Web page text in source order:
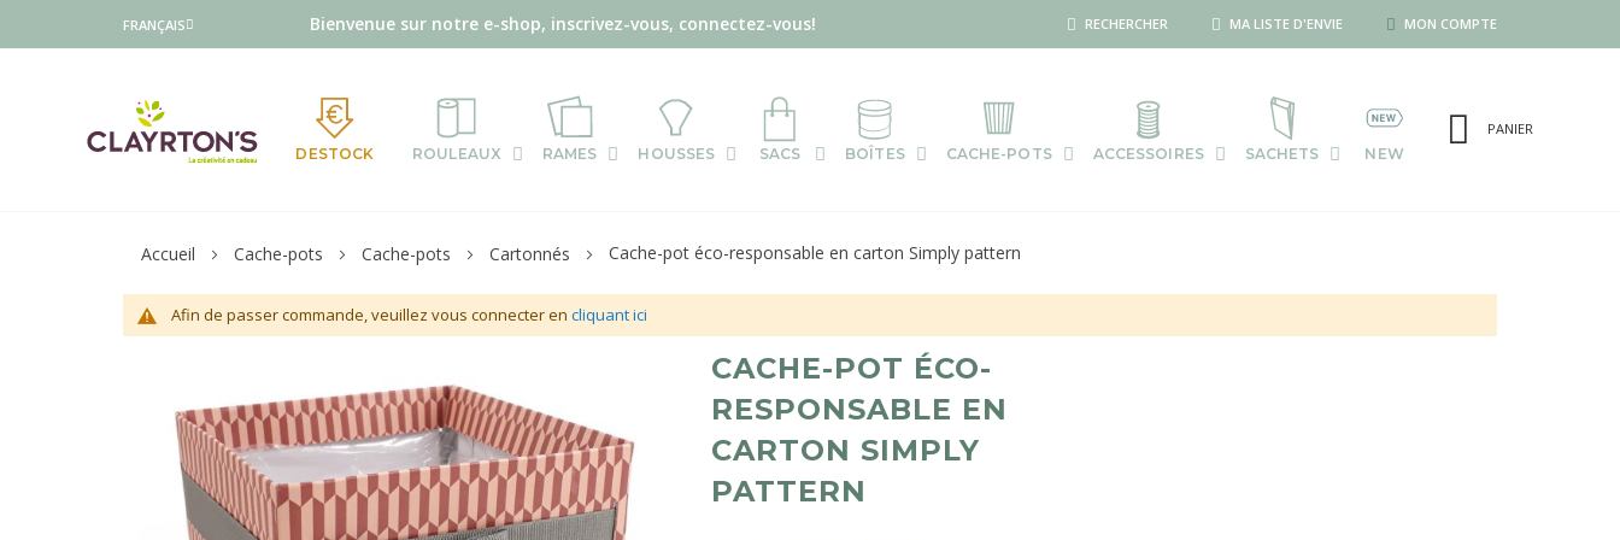
Langue
FRANÇAIS Bienvenue sur notre e-shop, inscrivez-vous, connectez-vous! RECHERCHER MA LISTE D'ENVIE MON COMPTE
DESTOCK ROULEAUX RAMES HOUSSES SACS BOÎTES CACHE-POTS ACCESSOIRES SACHETS NEW
PANIER
Accueil Cache-pots Cache-pots Cartonnés Cache-pot éco-responsable en carton Simply pattern
Afin de passer commande, veuillez vous connecter en cliquant ici
beginning
CACHE-POT ÉCO-
RESPONSABLE EN
CARTON SIMPLY
PATTERN